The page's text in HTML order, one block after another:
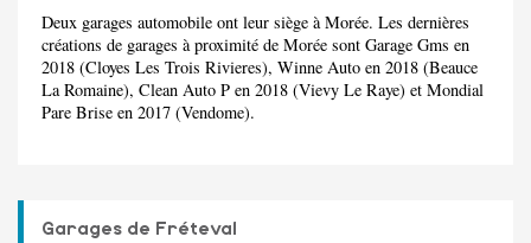
Deux garages automobile ont leur siège à Morée. Les dernières
créations de garages à proximité de Morée sont Garage Gms en
2018 (Cloyes Les Trois Rivieres), Winne Auto en 2018 (Beauce
La Romaine), Clean Auto P en 2018 (Vievy Le Raye) et Mondial
Pare Brise en 2017 (Vendome).
Garages de Fréteval